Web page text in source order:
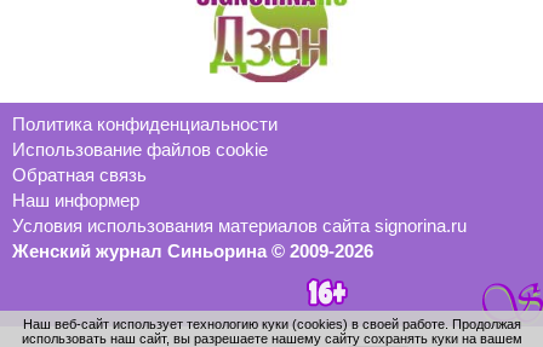
Политика конфиденциальности
Использование файлов cookie
Обратная связь
Наш информер
Условия использования материалов сайта signorina.ru
Женский журнал Синьорина © 2009-2026
Наш веб-сайт использует технологию куки (cookies) в своей работе. Продолжая
использовать наш сайт, вы разрешаете нашему сайту сохранять куки на вашем